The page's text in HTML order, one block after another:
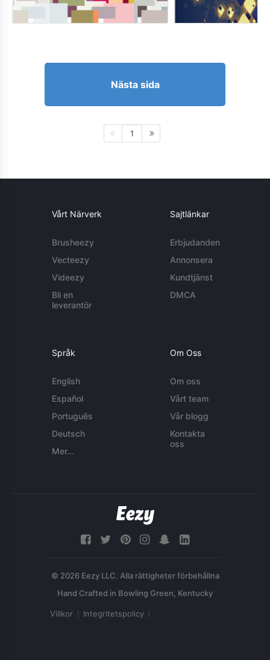
Nästa sida
1
Vårt Närverk
Brusheezy
Vecteezy
Videezy
Bli en
leverantör
Sajtlänkar
Erbjudanden
Annonsera
Kundtjänst
DMCA
Språk
English
Español
Português
Deutsch
Mer...
Om Oss
Om oss
Vårt team
Vår blogg
Kontakta
oss
© 2026 Eezy LLC. Alla rättigheter förbehållna
Villkor Integritetspolicy